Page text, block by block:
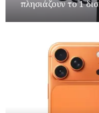
πλησιάζουν το 1